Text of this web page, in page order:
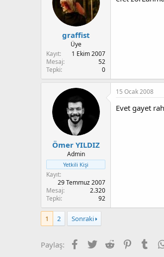
graffist
Üye
Kayıt
1 Ekim 2007
Mesaj
52
Tepki
0
Ömer YILDIZ
Admin
Yetkili Kişi
Kayıt
29 Temmuz 2007
Mesaj
2.320
Tepki
92
15 Ocak 2008
Evet gayet
1 2 Sonraki
Paylaş: Facebook
TwitterReddit Pinterest